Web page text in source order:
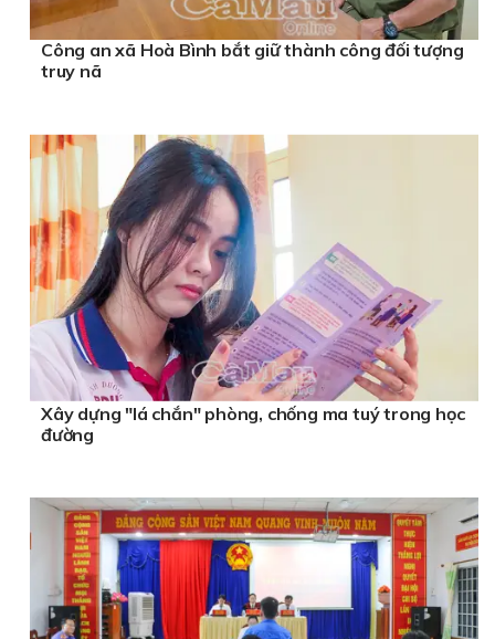
Công an xã Hoà Bình bắt giữ thành công đối tượng
truy nã
Xây dựng "lá chắn" phòng, chống ma tuý trong học
đường